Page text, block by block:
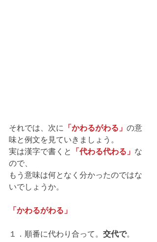
それでは、次に 「かわるがわる」 の意
味と例文を見ていきましょう。
実は漢字で書くと
「代わる代わる」 な
ので、
もう意味は何となく分かったのではな
いでしょうか。
「かわるがわる」
１．順番に代わり合って。 交代で。